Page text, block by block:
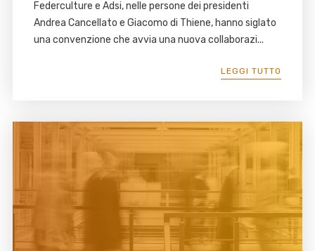
Federculture e Adsi, nelle persone dei presidenti
Andrea Cancellato e Giacomo di Thiene, hanno siglato
una convenzione che avvia una nuova collaborazi...
LEGGI TUTTO